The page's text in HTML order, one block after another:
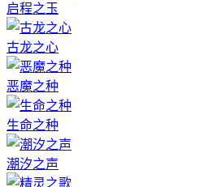
启程之玉
古龙之心
恶魔之种
生命之种
潮汐之声